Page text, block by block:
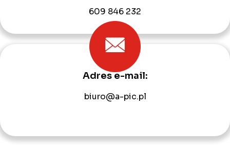
609 846 232
Adres e-mail:
biuro@a-pic.pl